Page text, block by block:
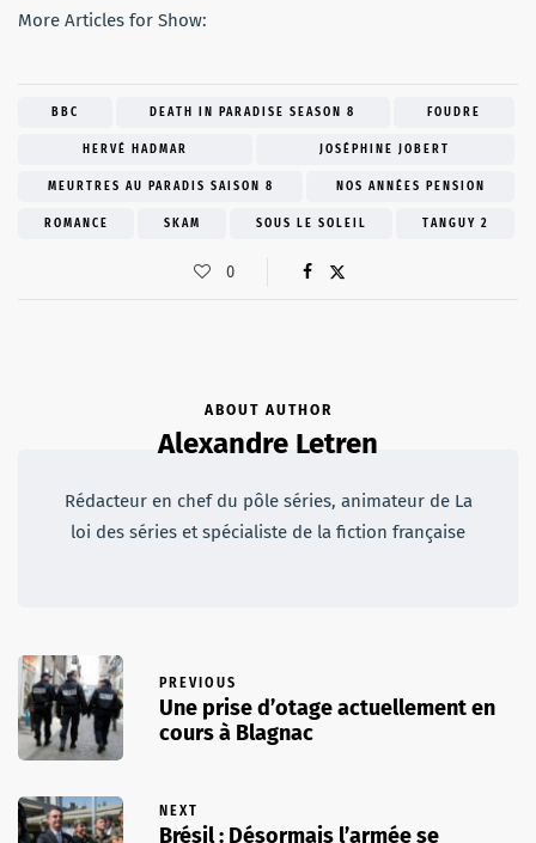
More Articles for Show:
BBC DEATH IN PARADISE SEASON 8 FOUDRE
HERVÉ HADMAR JOSÉPHINE JOBERT
MEURTRES AU PARADIS SAISON 8 NOS ANNÉES PENSION
ROMANCE SKAM SOUS LE SOLEIL TANGUY 2
0
ABOUT AUTHOR
Alexandre Letren
Rédacteur en chef du pôle séries, animateur de La
loi des séries et spécialiste de la fiction française
PREVIOUS
Une prise d’otage actuellement en
cours à Blagnac
NEXT
Brésil : Désormais l’armée se